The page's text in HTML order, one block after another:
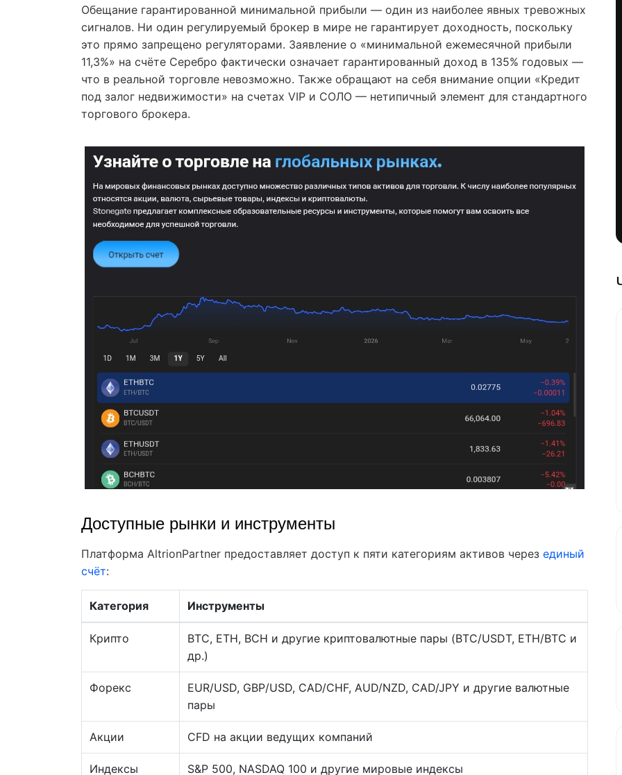
Обещание гарантированной минимальной прибыли — один из наиболее явных тревожных
сигналов. Ни один регулируемый брокер в мире не гарантирует доходность, поскольку
это прямо запрещено регуляторами. Заявление о «минимальной ежемесячной прибыли
11,3%» на счёте Серебро фактически означает гарантированный доход в 135% годовых —
что в реальной торговле невозможно. Также обращают на себя внимание опции «Кредит
под залог недвижимости» на счетах VIP и СОЛО — нетипичный элемент для стандартного
торгового брокера.
Доступные рынки и инструменты
Платформа AltrionPartner предоставляет доступ к пяти категориям активов через единый
счёт:
Категория Инструменты
Крипто
BTC, ETH, BCH и другие криптовалютные пары (BTC/USDT, ETH/BTC и
др.)
Форекс
EUR/USD, GBP/USD, CAD/CHF, AUD/NZD, CAD/JPY и другие валютные
пары
Акции CFD на акции ведущих компаний
Индексы S&P 500, NASDAQ 100 и другие мировые индексы